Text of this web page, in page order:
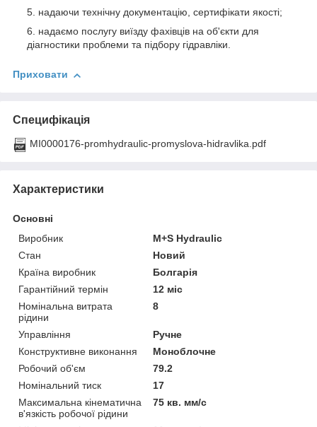
надаючи технічну документацію, сертифікати якості;
надаємо послугу виїзду фахівців на об'єкти для
діагностики проблеми та підбору гідравліки.
Приховати
Специфікація
MI0000176-promhydraulic-promyslova-hidravlika.pdf
Характеристики
Основні
Виробник
M+S Hydraulic
Стан
Новий
Країна виробник
Болгарія
Гарантійний термін
12 міс
Номінальна витрата
рідини
8
Управління
Ручне
Конструктивне виконання
Моноблочне
Робочий об'єм
79.2
Номінальний тиск
17
Максимальна кінематична
в'язкість робочої рідини
75 кв. мм/с